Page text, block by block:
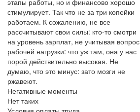
стимулирует. Так что не за три копейки
работаем. К сожалению, не все
рассчитывают свои силы: кто-то смотри
на уровень зарплат, не учитывая вопрос
рабочей нагрузки: что уж там, она у нас
порой действительно высокая. Не
думаю, что это минус: зато мозги не
ржавеют.
Негативные моменты
Нет таких